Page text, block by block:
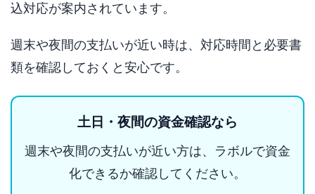
込対応が案内されています。
週末や夜間の支払いが近い時は、対応時間と必要書
類を確認しておくと安心です。
土日・夜間の資金確認なら
週末や夜間の支払いが近い方は、ラボルで資金
化できるか確認してください。